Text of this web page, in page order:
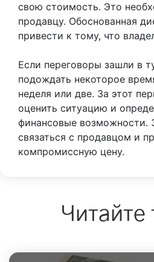
свою стоимость. Это
продавцу. Обоснованная
привести к тому, что
Если переговоры зашли в
подождать некоторое
неделя или две. За этот
оценить ситуацию и
финансовые возможности.
связаться с продавцом и
компромиссную цену.
Читайте